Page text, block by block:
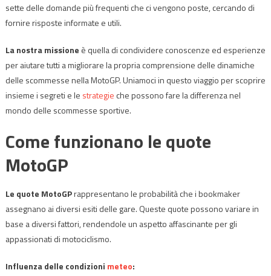
sette delle domande più frequenti che ci vengono poste, cercando di
fornire risposte informate e utili.
La nostra missione è quella di condividere conoscenze ed esperienze
per aiutare tutti a migliorare la propria comprensione delle dinamiche
delle scommesse nella MotoGP. Uniamoci in questo viaggio per scoprire
insieme i segreti e le strategie che possono fare la differenza nel
mondo delle scommesse sportive.
Come funzionano le quote
MotoGP
Le quote MotoGPrappresentano le probabilità che i bookmaker
assegnano ai diversi esiti delle gare. Queste quote possono variare in
base a diversi fattori, rendendole un aspetto affascinante per gli
appassionati di motociclismo.
Influenza delle condizioni meteo: